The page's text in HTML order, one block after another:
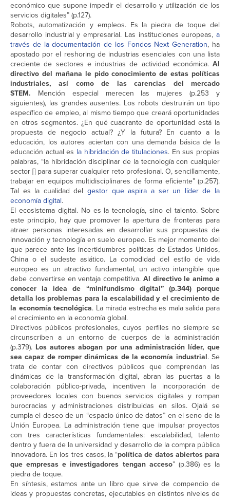
económico que supone impedir el desarrollo y utilización de los
servicios digitales” (p.127).
Robots, automatización y empleos. Es la piedra de toque del
desarrollo industrial y empresarial. Las instituciones europeas, a
través de la documentación de los Fondos Next Generation, ha
apostado por el reshoring de industrias esenciales con una lista
creciente de sectores e industrias de actividad económica. Al
directivo del mañana le pido conocimiento de estas políticas
industriales, así como de las carencias del mercado
STEM. Mención especial merecen las mujeres (p.253 y
siguientes), las grandes ausentes. Los robots destruirán un tipo
específico de empleo, al mismo tiempo que creará oportunidades
en otros segmentos. ¿En qué cuadrante de oportunidad está la
propuesta de negocio actual? ¿Y la futura? En cuanto a la
educación, los autores aciertan con una demanda básica de la
educación actual es la hibridación de titulaciones. En sus propias
palabras, “la hibridación disciplinar de la tecnología con cualquier
sector [] para superar cualquier reto profesional. O, sencillamente,
trabajar en equipos multidisciplinares de forma eficiente” (p.257).
Tal es la cualidad delgestor que aspira a ser un líder de la
economía digital.
El ecosistema digital. No es la tecnología, sino el talento. Sobre
este principio, hay que promover la apertura de fronteras para
atraer personas interesadas en desarrollar sus propuestas de
innovación y tecnología en suelo europeo. Es mejor momento del
que parece ante las incertidumbres políticas de Estados Unidos,
China o el sudeste asiático. La comodidad del estilo de vida
europeo es un atractivo fundamental, un activo intangible que
debe convertirse en ventaja competitiva. Al directivo le animo a
conocer la idea de “minifundismo digital” (p.344) porque
detalla los problemas para la escalabilidad y el crecimiento de
la economía tecnológica. La mirada estrecha es mala salida para
el crecimiento en la economía global.
Directivos públicos profesionales, cuyos perfiles no siempre se
circunscriben a un entorno de cuerpos de la administración
(p.379). Los autores abogan por una administración líder, que
sea capaz de romper dinámicas de la economía industrial. Se
trata de contar con directivos públicos que comprendan las
dinámicas de la transformación digital, abran las puertas a la
colaboración público-privada, incentiven la incorporación de
proveedores locales con buenos servicios digitales y rompan
burocracias y administraciones distribuidas en silos. Ojalá se
cumpla el deseo de un “espacio único de datos” en el seno de la
Unión Europea. La administración tiene que impulsar proyectos
con tres características fundamentales: escalabilidad, talento
dentro y fuera de la universidad y desarrollo de la compra pública
innovadora. En los tres casos, la “política de datos abiertos para
que empresas e investigadores tengan acceso” (p.386) es la
piedra de toque.
En síntesis, estamos ante un libro que sirve de compendio de
ideas y propuestas concretas, ejecutables en distintos niveles de